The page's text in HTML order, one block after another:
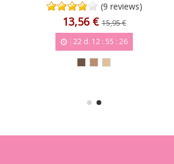
(9 reviews)
13,56 €15,95 €
22 d. 12 :55 :25